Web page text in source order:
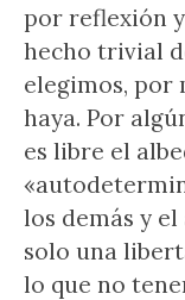
por reflexión y
hecho trivial
elegimos, por
haya. Por
es libre el
los demás y
solo una
lo que no